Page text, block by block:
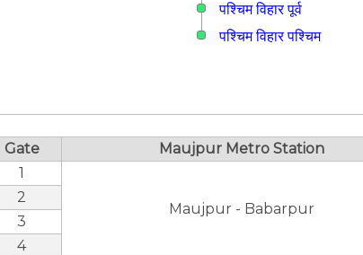
पश्चिम विहार पूर्व
पश्चिम विहार पश्चिम
Gate
Maujpur Metro Station
1
Maujpur - Babarpur
2
3
4